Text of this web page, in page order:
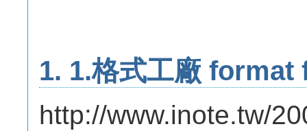
1. 1.格式工廠 format
http://www.inote.tw/